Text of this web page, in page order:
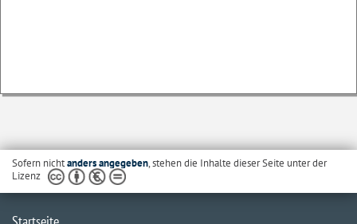
Sofern nichtanders angegeben, stehen die Inhalte dieser Seite unter der
Lizenz